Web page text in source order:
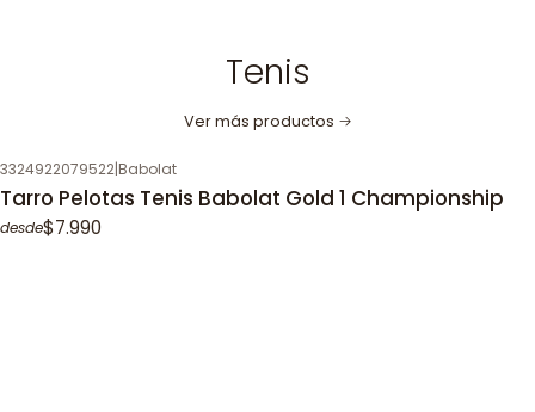
Tenis
Ver más productos
3324922079522|Babolat
Tarro Pelotas Tenis Babolat Gold 1 Championship
desde$7.990